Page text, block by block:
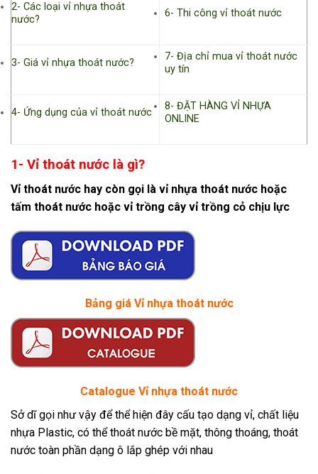
2- Các loại vỉ nhựa thoát
nước?
6- Thi công vỉ thoát nước
3- Giá vỉ nhựa thoát nước?
7- Địa chỉ mua vỉ thoát nước
uy tín
4- Ứng dụng của vỉ thoát nước
8- ĐẶT HÀNG VỈ NHỰA
ONLINE
1- Vỉ thoát nước là gì?
Vỉ thoát nước hay còn gọi là vỉ nhựa thoát nước hoặc
tấm thoát nước hoặc vỉ trồng cây vỉ trồng cỏ chịu lực
Bảng giá Vỉ nhựa thoát nước
Catalogue Vỉ nhựa thoát nước
Sở dĩ gọi như vậy để thể hiện đây cấu tạo dạng vỉ, chất liệu
nhựa Plastic, có thể thoát nước bề mặt, thông thoáng, thoát
nước toàn phần dạng ô lắp ghép với nhau